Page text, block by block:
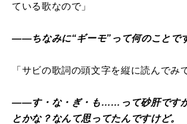
ている歌なので」
――ちなみに“ギーモ”って何のことで
「サビの歌詞の頭文字を縦に読んでみ
――す・な・ぎ・も……って砂肝です
とかな？なんて思ってたんですけど。